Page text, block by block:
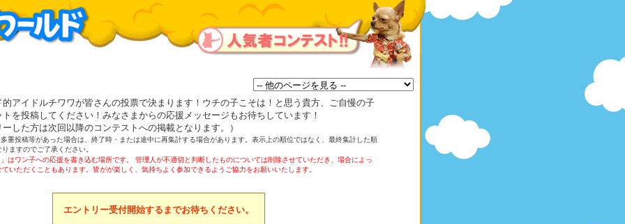
アイドルチワワが皆さんの投票で決まります！ウチの子こそは！と思う貴方、ご自慢の子
を投稿してください！みなさまからの応援メッセージもお待ちしています！
した方は次回以降のコンテストへの掲載となります。）
重投稿等があった場合は、終了時・または途中に再集計する場合があります。表示上の順位ではなく、最終集計した順
ますのでご了承ください。
はワン子への応援を書き込む場所です。 管理人が不適切と判断したものについては削除させていただき、場合によっ
いただくこともあります。皆がが楽しく、気持ちよく参加できるようご協力をお願いいたします。
エントリー受付開始するまでお待ちください。